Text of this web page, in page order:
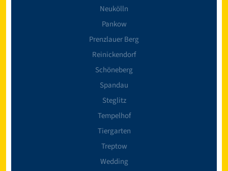
Neukölln
Pankow
Prenzlauer Berg
Reinickendorf
Schöneberg
Spandau
Steglitz
Tempelhof
Tiergarten
Treptow
Wedding